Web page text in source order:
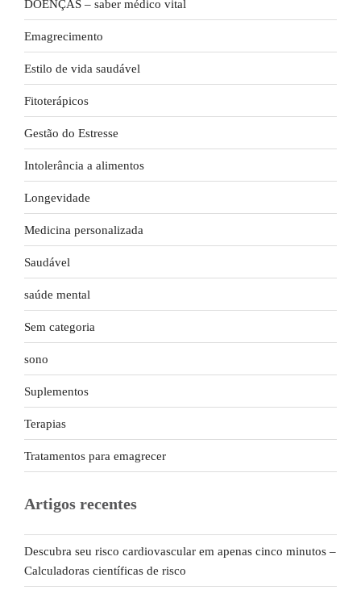
DOENÇAS – saber médico vital
Emagrecimento
Estilo de vida saudável
Fitoterápicos
Gestão do Estresse
Intolerância a alimentos
Longevidade
Medicina personalizada
Saudável
saúde mental
Sem categoria
sono
Suplementos
Terapias
Tratamentos para emagrecer
Artigos recentes
Descubra seu risco cardiovascular em apenas cinco minutos –
Calculadoras científicas de risco